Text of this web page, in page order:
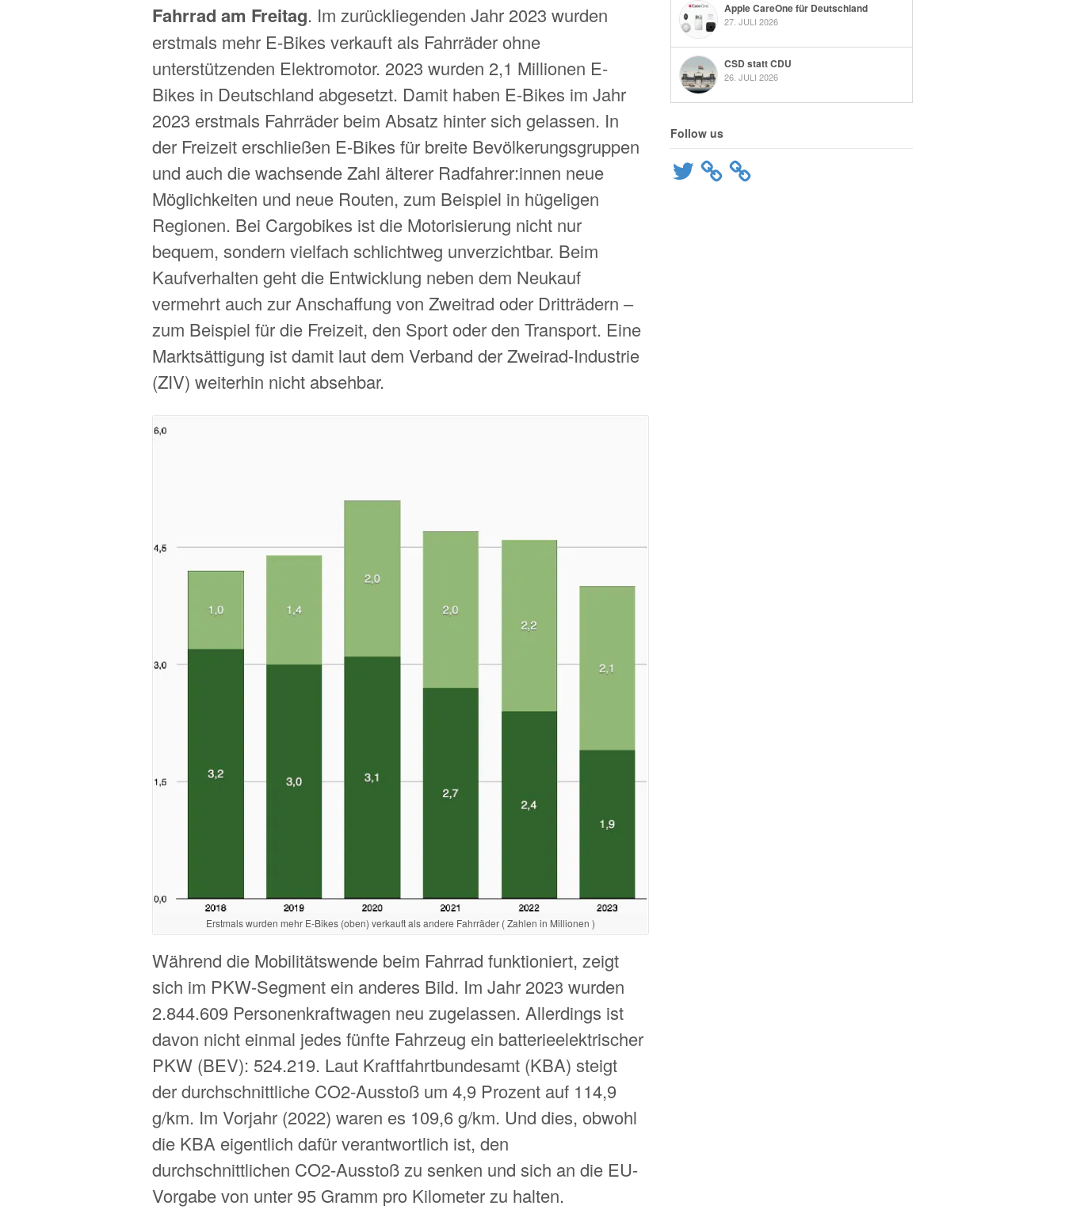
Fahrrad am Freitag. Im zurückliegenden Jahr 2023 wurden
erstmals mehr E-Bikes verkauft als Fahrräder ohne
unterstützenden Elektromotor. 2023 wurden 2,1 Millionen E-
Bikes in Deutschland abgesetzt. Damit haben E-Bikes im Jahr
2023 erstmals Fahrräder beim Absatz hinter sich gelassen. In
der Freizeit erschließen E-Bikes für breite Bevölkerungsgruppen
und auch die wachsende Zahl älterer Radfahrer:innen neue
Möglichkeiten und neue Routen, zum Beispiel in hügeligen
Regionen. Bei Cargobikes ist die Motorisierung nicht nur
bequem, sondern vielfach schlichtweg unverzichtbar. Beim
Kaufverhalten geht die Entwicklung neben dem Neukauf
vermehrt auch zur Anschaffung von Zweitrad oder Dritträdern –
zum Beispiel für die Freizeit, den Sport oder den Transport. Eine
Marktsättigung ist damit laut dem Verband der Zweirad-Industrie
(ZIV) weiterhin nicht absehbar.
Erstmals wurden mehr E-Bikes (oben) verkauft als andere Fahrräder ( Zahlen in Millionen )
Während die Mobilitätswende beim Fahrrad funktioniert, zeigt
sich im PKW-Segment ein anderes Bild. Im Jahr 2023 wurden
2.844.609 Personenkraftwagen neu zugelassen. Allerdings ist
davon nicht einmal jedes fünfte Fahrzeug ein batterieelektrischer
PKW (BEV): 524.219. Laut Kraftfahrtbundesamt (KBA) steigt
der durchschnittliche CO2-Ausstoß um 4,9 Prozent auf 114,9
g/km. Im Vorjahr (2022) waren es 109,6 g/km. Und dies, obwohl
die KBA eigentlich dafür verantwortlich ist, den
durchschnittlichen CO2-Ausstoß zu senken und sich an die EU-
Vorgabe von unter 95 Gramm pro Kilometer zu halten.
Apple CareOne für Deutschland
27. JULI 2026
CSD statt CDU
26. JULI 2026
Follow us
Twitter